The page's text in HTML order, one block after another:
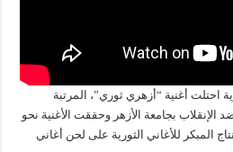
احتلت أغنية “أزهري ثوري”، المرتبة
بجامعة الأزهر وحققت الأغنية نحو
المبكر للأغاني الثورية على لحن أغاني